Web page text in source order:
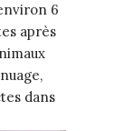
6
après
dans